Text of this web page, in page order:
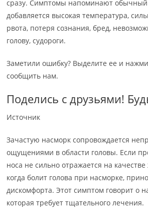
сразу. Симптомы напоминают обычный
добавляется высокая температура,
рвота, потеря сознания, бред,
голову, судороги.
Заметили ошибку? Выделите ее и
сообщить нам.
Поделись с друзьями!
Источник
Зачастую насморк сопровождается
ощущениями в области головы. Если
носа не сильно отражается на
когда болит голова при насморке,
дискомфорта. Этот симптом говорит о
которая требует тщательного лечения.